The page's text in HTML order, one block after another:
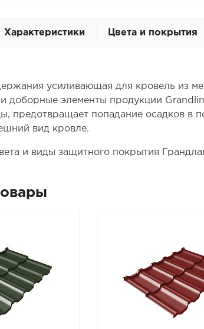
Характеристики Цвета и покрытия
усиливающая для кровель из
доборные элементы продукции
предотвращает попадание осадков в
вид кровле.
и виды защитного покрытия